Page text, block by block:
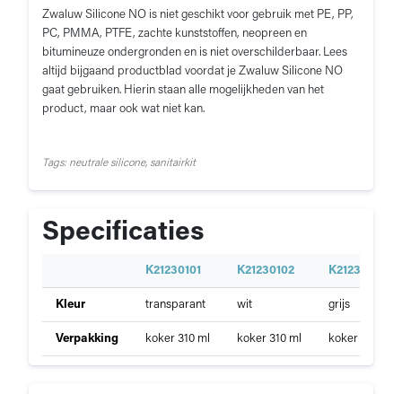
Zwaluw Silicone NO is niet geschikt voor gebruik met PE, PP,
PC, PMMA, PTFE, zachte kunststoffen, neopreen en
bitumineuze ondergronden en is niet overschilderbaar. Lees
altijd bijgaand productblad voordat je Zwaluw Silicone NO
gaat gebruiken. Hierin staan alle mogelijkheden van het
product, maar ook wat niet kan.
Tags: neutrale silicone, sanitairkit
Specificaties
Zwaluw
p
e
c
i
f
K21230101 K21230102 K21230103
Kleur transparant wit grijs
Verpakking koker 310 ml koker 310 ml koker 310 ml